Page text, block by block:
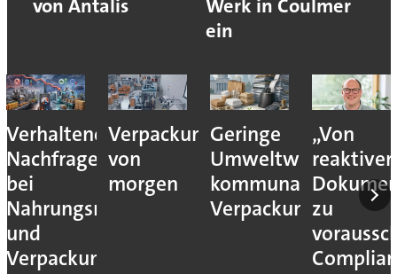
von Antalis
Werk in Coulmer
ein
Verhaltene
Nachfrage
bei
Nahrungsmittel-
und
Verpackungsmaschinen
Verpackungslogistik
von
morgen
Geringe
Umweltwirkung
kommunaler
Verpackungssteuern
„Von
reaktiver
zu